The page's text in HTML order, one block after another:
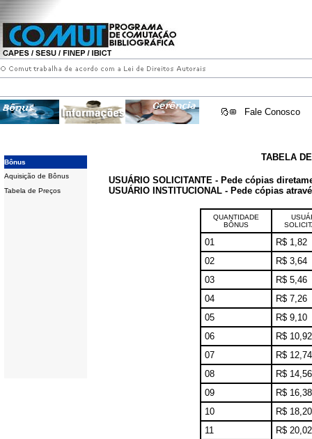
Fale Conosco
Bônus
Aquisição de Bônus
Tabela de Preços
TABELA
USUÁRIO SOLICITANTE - Pede cópias
USUÁRIO INSTITUCIONAL - Pede cópias
QUANTIDADE
BÔNUS
01
R$ 1,82
02
R$ 3,64
03
R$ 5,46
04
R$ 7,26
05
R$ 9,10
06
R$ 10,92
07
R$ 12,74
08
R$ 14,56
09
R$ 16,38
10
R$ 18,20
11
R$ 20,02